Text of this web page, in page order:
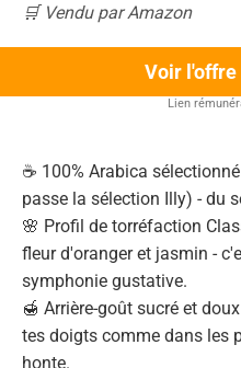
🛒 Vendu par Amazon
Voir l'offre
Lien
☕ 100% Arabica
passe la sélection Illy) - du
🌸 Profil de torréfaction
fleur d'oranger et jasmin -
symphonie gustative.
🍯 Arrière-goût sucré et
tes doigts comme dans les
honte.